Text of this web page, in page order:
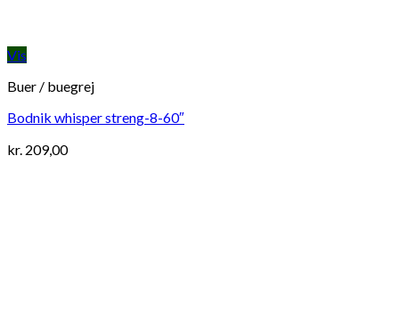
Vis
Buer / buegrej
Bodnik whisper streng-8-60″
kr. 209,00